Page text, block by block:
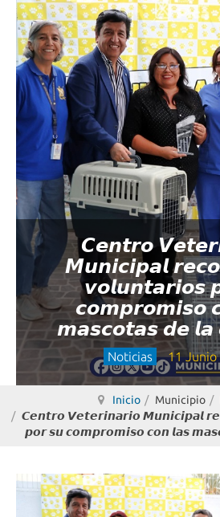
Inicio Municipio
𝘾𝙚𝙣𝙩𝙧𝙤 𝙑𝙚𝙩𝙚𝙧𝙞𝙣𝙖𝙧𝙞𝙤 𝙈𝙪𝙣𝙞𝙘𝙞𝙥𝙖𝙡
𝙥𝙤𝙧 𝙨𝙪 𝙘𝙤𝙢𝙥𝙧𝙤𝙢𝙞𝙨𝙤 𝙘𝙤𝙣 𝙡𝙖𝙨
𝘾𝙚𝙣𝙩𝙧𝙤
𝙈𝙪𝙣𝙞𝙘𝙞𝙥𝙖𝙡
𝙫𝙤𝙡𝙪𝙣𝙩𝙖𝙧𝙞𝙤𝙨
𝙘𝙤𝙢𝙥𝙧𝙤𝙢𝙞𝙨𝙤
𝙢𝙖𝙨𝙘𝙤𝙩𝙖𝙨 𝙙𝙚
Noticias 11 Junio